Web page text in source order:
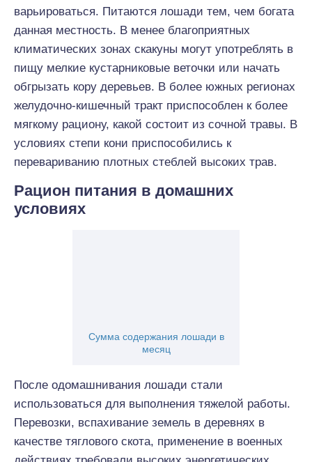
варьироваться. Питаются лошади тем, чем богата
данная местность. В менее благоприятных
климатических зонах скакуны могут употреблять в
пищу мелкие кустарниковые веточки или начать
обгрызать кору деревьев. В более южных регионах
желудочно-кишечный тракт приспособлен к более
мягкому рациону, какой состоит из сочной травы. В
условиях степи кони приспособились к
перевариванию плотных стеблей высоких трав.
Рацион питания в домашних
условиях
Сумма содержания лошади в
месяц
После одомашнивания лошади стали
использоваться для выполнения тяжелой работы.
Перевозки, вспахивание земель в деревнях в
качестве тяглового скота, применение в военных